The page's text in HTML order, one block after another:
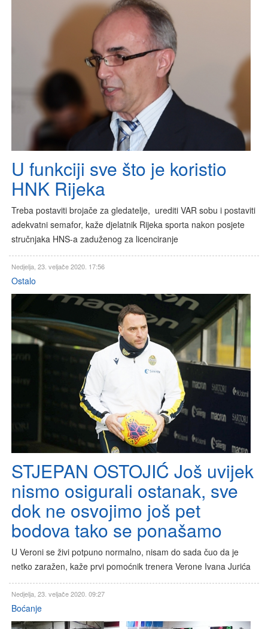
U funkciji sve što je koristio
HNK Rijeka
Treba postaviti brojače za gledatelje, urediti VAR sobu i postaviti
adekvatni semafor, kaže djelatnik Rijeka sporta nakon posjete
stručnjaka HNS-a zaduženog za licenciranje
Nedjelja, 23. veljače 2020. 17:56
Ostalo
STJEPAN OSTOJIĆ Još uvijek
nismo osigurali ostanak, sve
dok ne osvojimo još pet
bodova tako se ponašamo
U Veroni se živi potpuno normalno, nisam do sada čuo da je
netko zaražen, kaže prvi pomoćnik trenera Verone Ivana Jurića
Nedjelja, 23. veljače 2020. 09:27
Boćanje